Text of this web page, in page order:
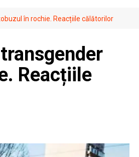
în rochie. Reacțiile călătorilor
Reacțiile